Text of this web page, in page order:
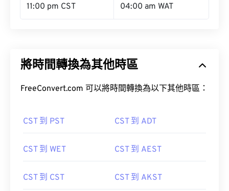
11:00 pm CST 04:00 am WAT
將時間轉換為其他時區
FreeConvert.com 可以將時間轉換為以下其他時區：
CST 到 PST CST 到 ADT
CST 到 WET CST 到 AEST
CST 到 CST CST 到 AKST